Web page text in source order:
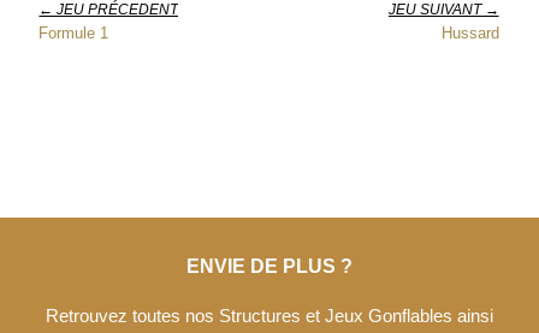
← JEU PRÉCEDENT
Formule 1
JEU SUIVANT →
Hussard
ENVIE DE PLUS ?
Retrouvez toutes nos Structures et Jeux Gonflables ainsi